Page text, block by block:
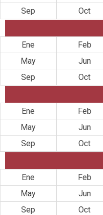
Sep
Oct
Ene
Feb
May
Jun
Sep
Oct
Ene
Feb
May
Jun
Sep
Oct
Ene
Feb
May
Jun
Sep
Oct